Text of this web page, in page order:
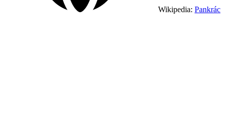
Wikipedia: Pankrác